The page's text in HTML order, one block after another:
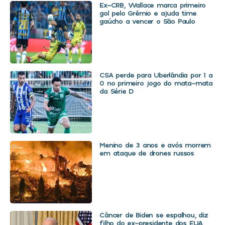
Ex-CRB, Wallace marca primeiro
gol pelo Grêmio e ajuda time
gaúcho a vencer o São Paulo
CSA perde para Uberlândia por 1 a
0 no primeiro jogo do mata-mata
da Série D
Menino de 3 anos e avós morrem
em ataque de drones russos
Câncer de Biden se espalhou, diz
filho do ex-presidente dos EUA